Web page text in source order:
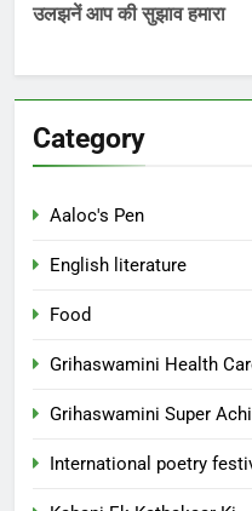
उलझनें आप की सुझाव हमारा
Category
Aaloc's Pen
English literature
Food
Grihaswamini Health
Grihaswamini Super
International poetry